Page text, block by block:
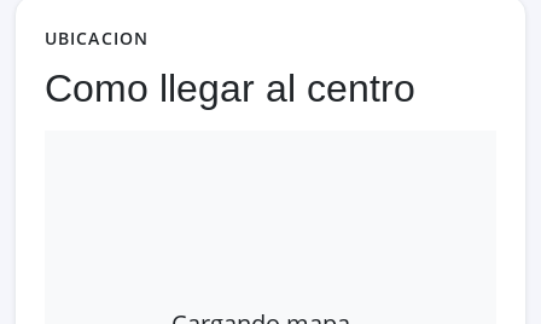
UBICACION
Como llegar al centro